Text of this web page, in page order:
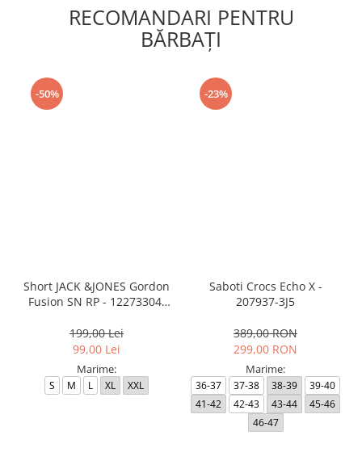
RECOMANDARI PENTRU
BĂRBAŢI
-50%
Short JACK &JONES Gordon
Fusion SN RP - 12273304-
199,00 Lei
99,00 Lei
Marime:
S M L XL XXL
-23%
Saboti Crocs Echo X -
207937-3J5
389,00 RON
299,00 RON
Marime:
36-37 37-38 38-39
39-40
41-42
42-43 43-44
45-46
46-47